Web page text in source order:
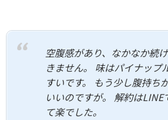
空腹感があり、なかなか続
きません。 味はパイナップ
すいです。 もう少し腹持ち
いいのですが。 解約はLINE
て楽でした。